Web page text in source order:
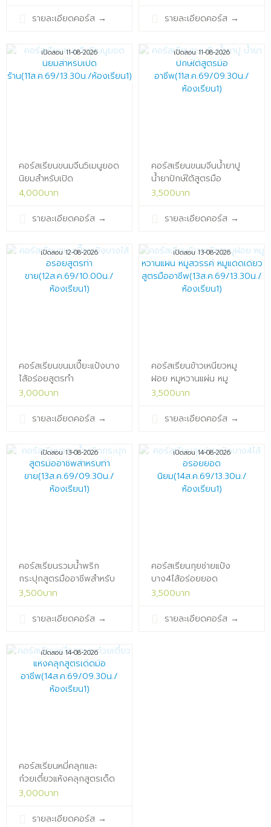
รายละเอียดคอร์ส →
รายละเอียดคอร์ส →
เปิดสอน 11-08-2026
คอร์สเรียนขนมจีน5เมนูยอด
นิยมสำหรับเปิด
ร้าน(11ส.ค.69/13.30น./
4,000บาท
รายละเอียดคอร์ส →
เปิดสอน 11-08-2026
คอร์สเรียนขนมจีนน้ำยาปู
น้ำยาปักษ์ใต้สูตรมือ
อาชีพ(11ส.ค.69/09.30น./
3,500บาท
รายละเอียดคอร์ส →
เปิดสอน 12-08-2026
คอร์สเรียนขนมเปี๊ยะแป้งบาง
ไส้อร่อยสูตรทำ
ขาย(12ส.ค.69/10.00น./
3,000บาท
รายละเอียดคอร์ส →
เปิดสอน 13-08-2026
คอร์สเรียนข้าวเหนียวหมู
ฝอย หมูหวานแผ่น หมู
สวรรค์ หมูแดดเดียว สูตร
อาชีพ(13ส.ค.69/13.30น./
3,500บาท
รายละเอียดคอร์ส →
เปิดสอน 13-08-2026
คอร์สเรียนรวมน้ำพริก
กระปุกสูตรมืออาชีพสำหรับ
ทำขาย(13ส.ค.69/09.30น./
3,500บาท
รายละเอียดคอร์ส →
เปิดสอน 14-08-2026
คอร์สเรียนกุยช่ายแป้ง
บาง4ไส้อร่อยยอด
นิยม(14ส.ค.69/13.30น./
3,500บาท
รายละเอียดคอร์ส →
เปิดสอน 14-08-2026
คอร์สเรียนหมี่คลุกและ
ก๋วยเตี๋ยวแห้งคลุกสูตรเด็ด
มือ
ห้องเรียน1)x
3,000บาท
รายละเอียดคอร์ส →